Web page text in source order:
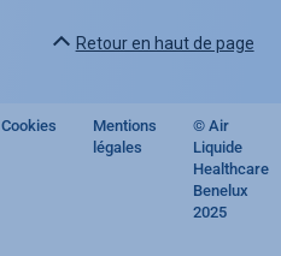
Retour en haut de page
Footer
Cookies
Mentions
légales
© Air
Liquide
Healthcare
Benelux
2025